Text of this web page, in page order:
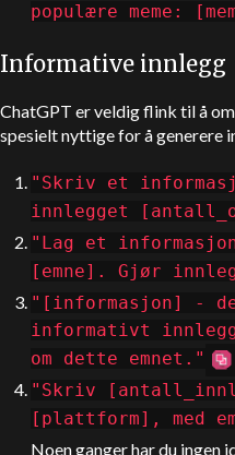
populære meme:
Informative innlegg
ChatGPT er veldig flink til å
spesielt nyttige for å generere
"Skriv et
innlegget
"Lag et
[emne]. Gjør
"[informasjon] -
informativt
om dette emnet."
"Skriv
[plattform], med
Noen ganger har du ingen